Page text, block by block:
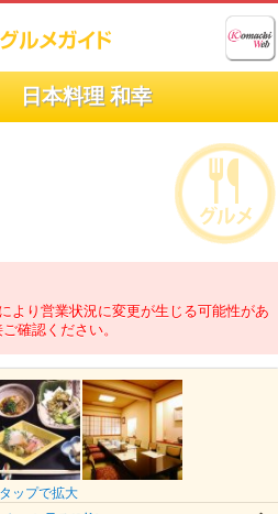
日本料理 和幸
より営業状況に変更が生じる可能性があ
確認ください。
タップで拡大